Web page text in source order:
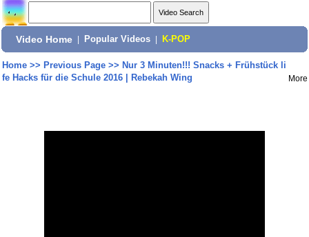
Video Home Popular Videos K-POP
Home>> Previous Page>> Nur 3 Minuten!!! Snacks + Frühstück li
fe Hacks für die Schule 2016 | Rebekah Wing
More